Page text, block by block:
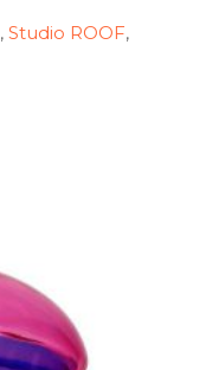
, Studio ROOF,